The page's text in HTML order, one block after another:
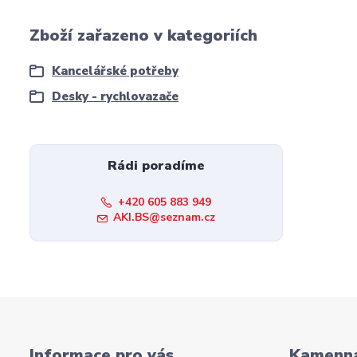
Zboží zařazeno v kategoriích
Kancelářské potřeby
Desky - rychlovazače
Rádi poradíme
+420 605 883 949
AKI.BS@seznam.cz